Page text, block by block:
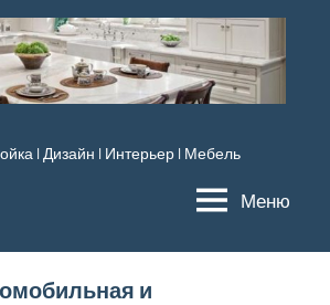
l Дизайн l Интерьер l Мебель
Меню
и